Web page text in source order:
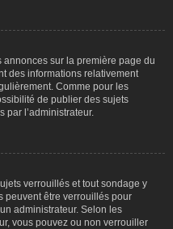
sur la première page du
des informations relativement
Comme pour les
de publier des sujets
l’administrateur.
verrouillés et tout sondage y
peuvent être verrouillés pour
administrateur. Selon les
vous pouvez ou non verrouiller